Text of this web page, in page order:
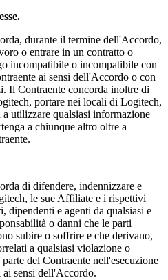
durante il termine dell'Accordo,
o entrare in un contratto o
incompatibile o incompatibile con
ai sensi dell'Accordo o con
Il Contraente concorda inoltre di
portare nei locali di Logitech,
utilizzare qualsiasi informazione
a chiunque altro oltre a
di difendere, indennizzare e
le sue Affiliate e i rispettivi
dipendenti e agenti da qualsiasi e
o danni che le parti
subire o soffrire e che derivano,
a qualsiasi violazione o
del Contraente nell'esecuzione
sensi dell'Accordo.